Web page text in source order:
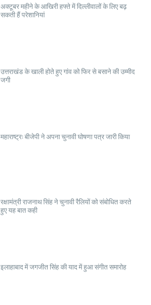
अक्टूबर महीने के आखिरी हफ्ते में दिल्लीवालों के लिए बढ़
सकती हैं परेशानियां
उत्तराखंड के खाली होते हुए गांव को फिर से बसाने की उम्मीद
जगी
महाराष्ट्र: बीजेपी ने अपना चुनावी घोषणा पत्र जारी किया
रक्षामंत्री राजनाथ सिंह ने चुनावी रैलियों को संबोधित करते
हुए यह बात कही
इलाहाबाद में जगजीत सिंह की याद में हुआ संगीत समारोह